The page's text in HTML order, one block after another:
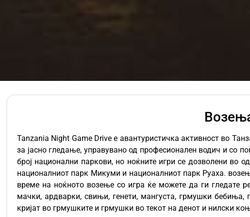
Tanzania Night Game Drive е авантуристичка активност во
за јасно гледање, управувано од професионален водич и со
број национални паркови, но ноќните игри се дозволени во
националниот парк Микуми и националниот парк Руаха.
време на ноќното возење со игра ќе можете да ги гледате
мачки, ардварки, свињи, генети, мангуста, грмушки бебиња,
кријат во грмушките и грмушки во текот на денот и нилски